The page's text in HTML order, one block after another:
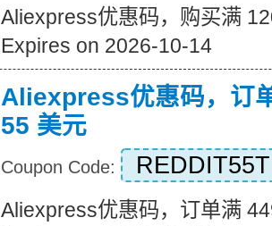
Aliexpress优惠码，购买满
Expires on 2026-10-14
Aliexpress优惠码，订
55 美元
Coupon Code: REDDIT55T
Aliexpress优惠码，订单满